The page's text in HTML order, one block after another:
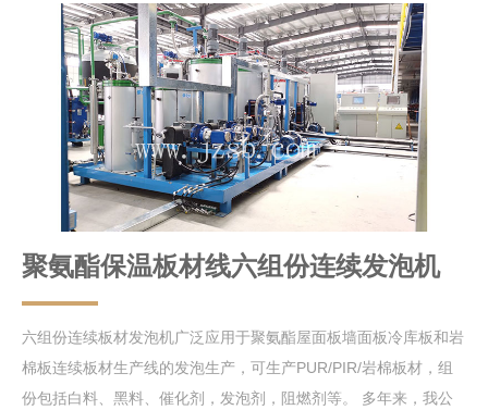
聚氨酯保温板材线六组份连续发泡机
六组份连续板材发泡机广泛应用于聚氨酯屋面板墙面板冷库板和岩
棉板连续板材生产线的发泡生产，可生产PUR/PIR/岩棉板材，组
份包括白料、黑料、催化剂，发泡剂，阻燃剂等。 多年来，我公